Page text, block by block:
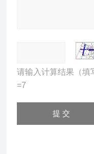
请输入计算结果（填
=7